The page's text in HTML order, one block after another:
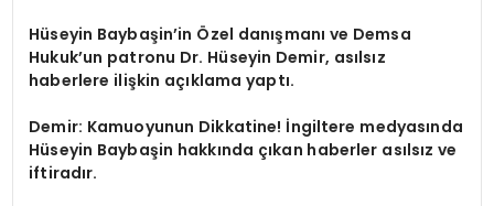
Hüseyin Baybaşin’in Özel danışmanı ve Demsa
Hukuk’un patronu Dr. Hüseyin Demir, asılsız
haberlere ilişkin açıklama yaptı.
Demir: Kamuoyunun Dikkatine! İngiltere medyasında
Hüseyin Baybaşin hakkında çıkan haberler asılsız ve
iftiradır.